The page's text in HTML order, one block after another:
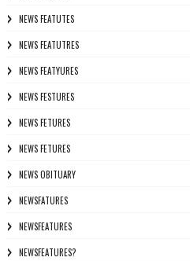
NEWS FEATUTES
NEWS FEATUTRES
NEWS FEATYURES
NEWS FESTURES
NEWS FETURES
NEWS FETURES
NEWS OBITUARY
NEWSFATURES
NEWSFEATURES
NEWSFEATURES?